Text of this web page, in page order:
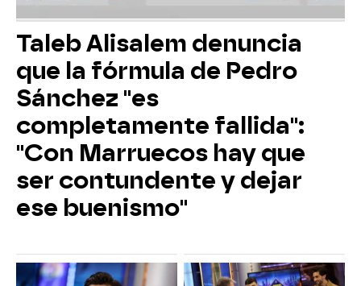
Taleb Alisalem denuncia
que la fórmula de Pedro
Sánchez "es
completamente fallida":
"Con Marruecos hay que
ser contundente y dejar
ese buenismo"